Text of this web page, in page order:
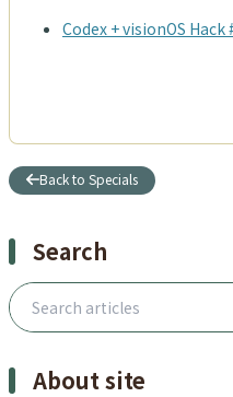
Codex + visionOS Hack
Back to Specials
Search
Search articles
About site